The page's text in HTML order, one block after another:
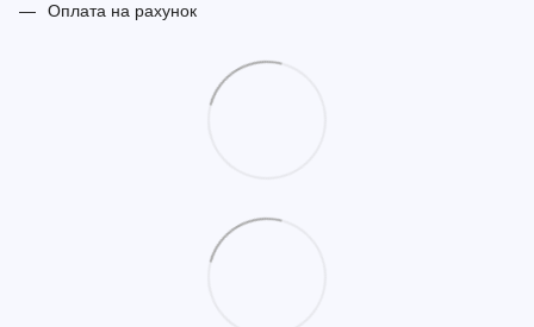
Оплата на рахунок